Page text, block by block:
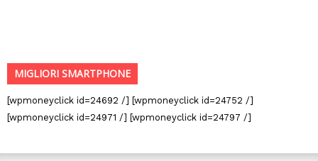
MIGLIORI SMARTPHONE
[wpmoneyclick id=24692 /] [wpmoneyclick id=24752 /]
[wpmoneyclick id=24971 /] [wpmoneyclick id=24797 /]